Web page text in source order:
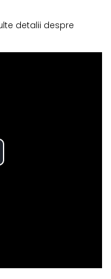
detalii despre